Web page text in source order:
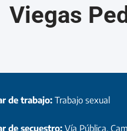
Viegas
de trabajo:Trabajo sexual
de secuestro:Vía Pública,